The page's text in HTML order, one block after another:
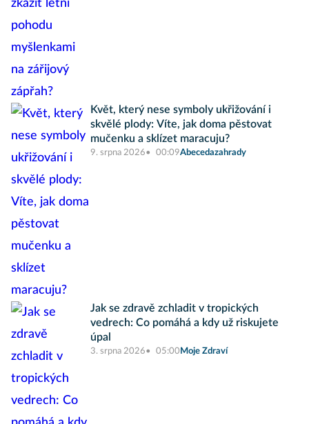
Květ, který nese symboly ukřižování i
skvělé plody: Víte, jak doma pěstovat
mučenku a sklízet maracuju?
9. srpna 2026 00:09Abecedazahrady
Jak se zdravě zchladit v tropických
vedrech: Co pomáhá a kdy už riskujete
úpal
3. srpna 2026 05:00 Moje Zdraví